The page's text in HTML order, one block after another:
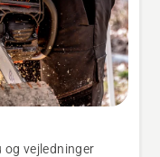
og vejledninger